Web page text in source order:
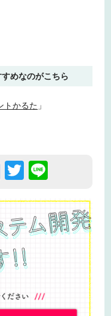
めなのがこちら
トかるた 」
T
tt
er
e